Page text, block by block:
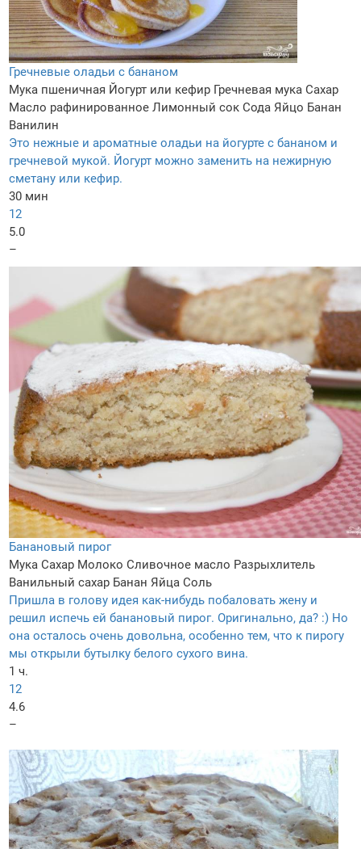
Гречневые оладьи с бананом
Мука пшеничная Йогурт или кефир Гречневая мука Сахар
Масло рафинированное Лимонный сок Сода Яйцо Банан
Ванилин
Это нежные и ароматные оладьи на йогурте с бананом и
гречневой мукой. Йогурт можно заменить на нежирную
сметану или кефир.
30 мин
12
5.0
–
Банановый пирог
Мука Сахар Молоко Сливочное масло Разрыхлитель
Ванильный сахар Банан Яйца Соль
Пришла в голову идея как-нибудь побаловать жену и
решил испечь ей банановый пирог. Оригинально, да? :) Но
она осталось очень довольна, особенно тем, что к пирогу
мы открыли бутылку белого сухого вина.
1 ч.
12
4.6
–